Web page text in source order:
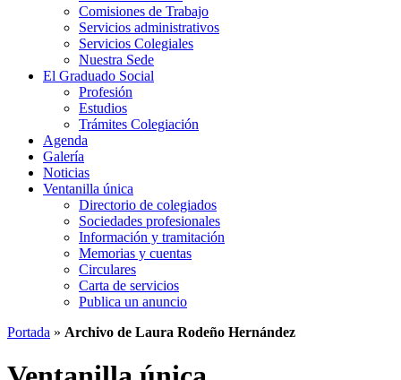
Comisiones de Trabajo
Servicios administrativos
Servicios Colegiales
Nuestra Sede
El Graduado Social
Profesión
Estudios
Trámites Colegiación
Agenda
Galería
Noticias
Ventanilla única
Directorio de colegiados
Sociedades profesionales
Información y tramitación
Memorias y cuentas
Circulares
Carta de servicios
Publica un anuncio
Portada » Archivo de Laura Rodeño Hernández